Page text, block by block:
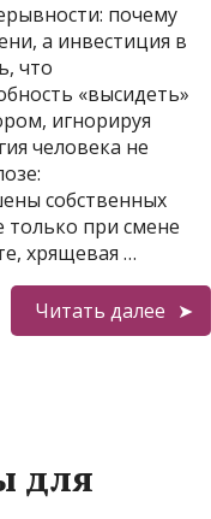
почему
а инвестиция в
что
«высидеть»
игнорируя
человека не
собственных
только при смене
хрящевая …
Читать далее
для